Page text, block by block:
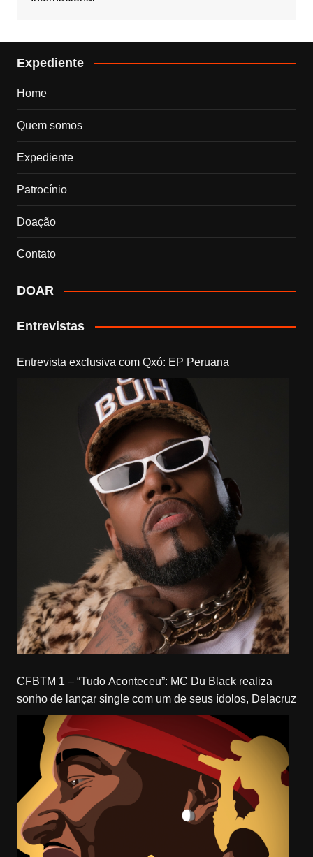
Expediente
Home
Quem somos
Expediente
Patrocínio
Doação
Contato
DOAR
Entrevistas
Entrevista exclusiva com Qxó: EP Peruana
CFBTM 1 – “Tudo Aconteceu”: MC Du Black realiza
sonho de lançar single com um de seus ídolos, Delacruz